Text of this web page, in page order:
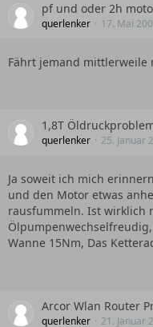
pf und oder 2h
querlenker 17. Mai
Fährt jemand mittlerweile
1,8T
querlenker 25. Januar
Ja soweit ich mich
und den Motor etwas
rausfummeln. Ist wirklich
Wanne 15Nm, Das
Arcor Wlan Router
querlenker 21. Januar